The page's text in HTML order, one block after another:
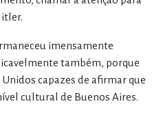
imensamente
também, porque
capazes de afirmar que
cultural de Buenos Aires.